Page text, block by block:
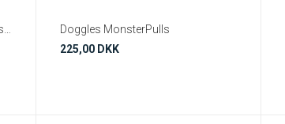
Doggles MonsterPulls
225,00 DKK